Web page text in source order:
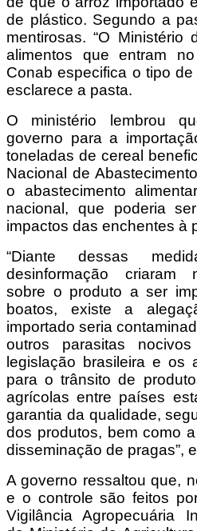
de plástico. Segundo a
mentirosas. “O Ministério
alimentos que entram
Conab especifica o tipo de
esclarece a pasta.
O ministério lembrou
governo para a
toneladas de cereal
Nacional de
o abastecimento
nacional, que poderia
impactos das enchentes à
“Diante dessas
desinformação criaram
sobre o produto a ser
boatos, existe a
importado seria
outros parasitas
legislação brasileira e os
para o trânsito de
agrícolas entre países
garantia da qualidade,
dos produtos, bem como
disseminação de pragas”,
A governo ressaltou que,
e o controle são feitos
Vigilância Agropecuária